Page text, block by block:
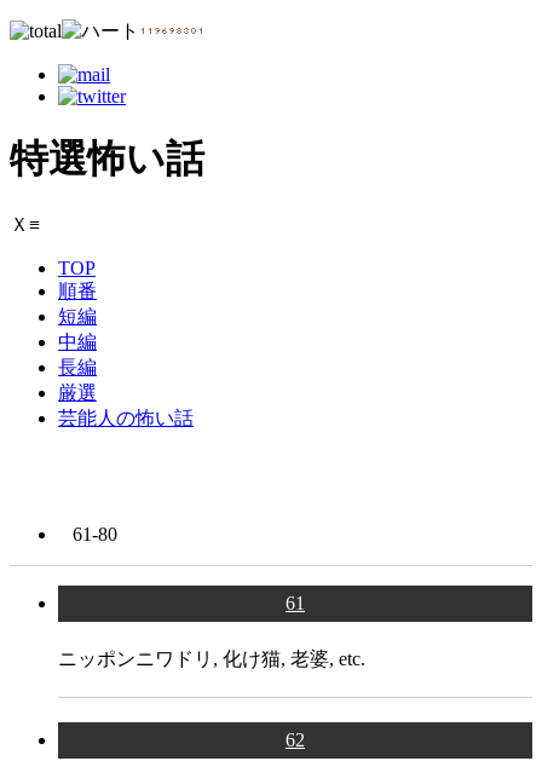
特選怖い話
Ｘ ≡
TOP
順番
短編
中編
長編
厳選
芸能人の怖い話
短編
61-80
61
ニッポンニワドリ, 化け猫, 老婆, etc.
62